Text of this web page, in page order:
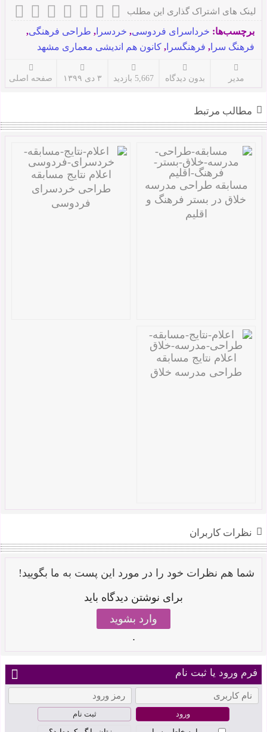
لینک های اشتراک گذاری این مطلب
برچسب‌ها: خرداسرای فردوسی, خردسرا , طراحی فرهنگی,
فرهنگ سرا , فرهنگسرا , کانون هم اندیشی معماری مشهد
مدیر بدون دیدگاه 5,667 بازدید ۳ دی ۱۳۹۹ صفحه اصلی
مطالب مرتبط
مسابقه طراحی مدرسه
خلاق در بستر فرهنگ و
اقلیم
اعلام نتایج مسابقه
طراحی خردسرای
فردوسی
اعلام نتایج مسابقه
طراحی مدرسه خلاق
نظرات کاربران
شما هم نظرات خود را در مورد این پست به ما بگویید!
برای نوشتن دیدگاه باید
وارد بشوید
.
فرم ورود یا ثبت نام
ثبت نام